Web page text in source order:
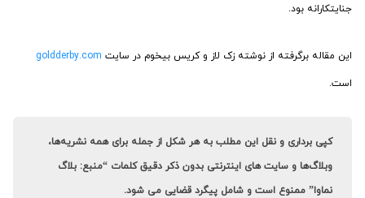
جنایتکارانه بود.
این مقاله برگرفته از نوشته زک لاز و کریس بیخوم در سایت goldderby.com
است.
کپی برداری و نقل این مطلب به هر شکل از جمله برای همه نشریه‌ها،
وبلاگ‌ها و سایت های اینترنتی بدون ذکر دقیق کلمات “منبع: بلاگ
نماوا” ممنوع است و شامل پیگرد قضایی می شود.